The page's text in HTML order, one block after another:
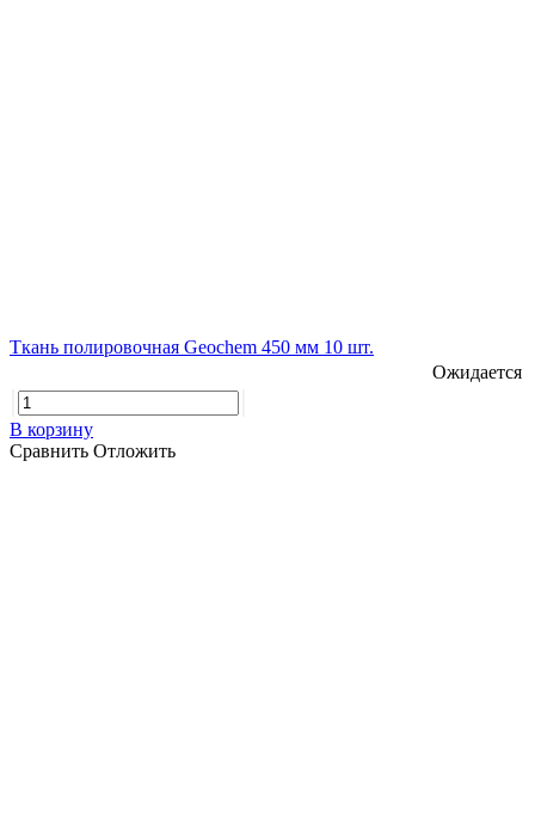
Ткань полировочная Geochem 450 мм 10 шт.
Ожидается
В корзину
Сравнить Отложить